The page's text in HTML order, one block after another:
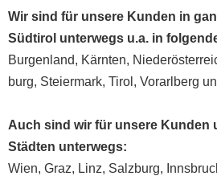
Wir sind für unsere Kunden in
Südtirol unterwegs u.a. in
Burgenland, Kärnten,
burg, Steiermark, Tirol , Vorarlberg
Auch sind wir für unsere Kunden
Städten unterwegs:
Wien, Graz, Linz, Salzburg,